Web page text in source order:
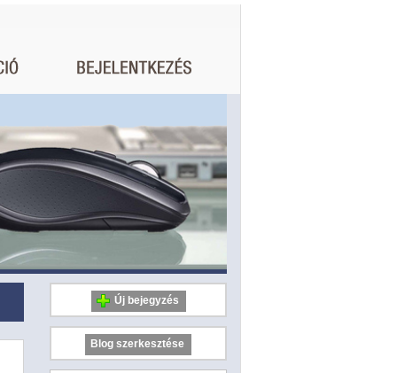
Új bejegyzés
Blog szerkesztése